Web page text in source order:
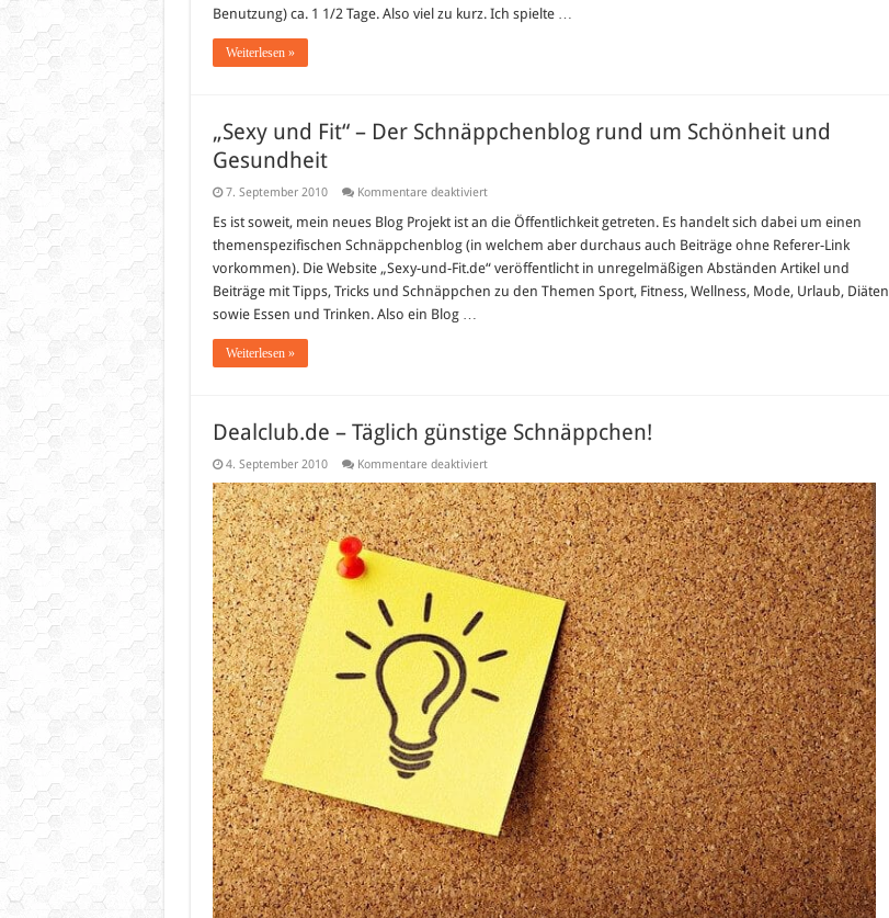
Benutzung) ca. 1 1/2 Tage. Also viel zu kurz. Ich spielte …
Weiterlesen »
„Sexy und Fit“ – Der Schnäppchenblog rund um Schönheit und
Gesundheit
7. September 2010 Kommentare deaktiviertfür
und
–
Der
Schnäppchenblog
rund
Es ist soweit, mein neues Blog Projekt ist an die Öffentlichkeit getreten. Es handelt sich dabei um einen
themenspezifischen Schnäppchenblog (in welchem aber durchaus auch Beiträge ohne Referer-Link
vorkommen). Die Website „Sexy-und-Fit.de“ veröffentlicht in unregelmäßigen Abständen Artikel und
Beiträge mit Tipps, Tricks und Schnäppchen zu den Themen Sport, Fitness, Wellness, Mode, Urlaub, Diäten
sowie Essen und Trinken. Also ein Blog …
Weiterlesen »
Dealclub.de – Täglich günstige Schnäppchen!
4. September 2010 Kommentare deaktiviertfür
–
Täglich
günstige
Schnäppchen!